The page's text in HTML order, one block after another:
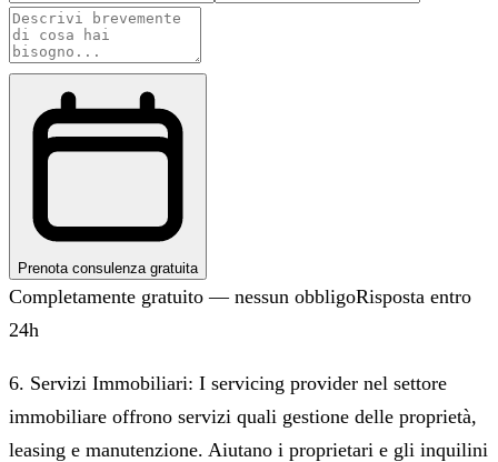
Prenota consulenza gratuita
Completamente gratuito — nessun obbligoRisposta entro
24h
6. Servizi Immobiliari: I servicing provider nel settore
immobiliare offrono servizi quali gestione delle proprietà,
leasing e manutenzione. Aiutano i proprietari e gli inquilini